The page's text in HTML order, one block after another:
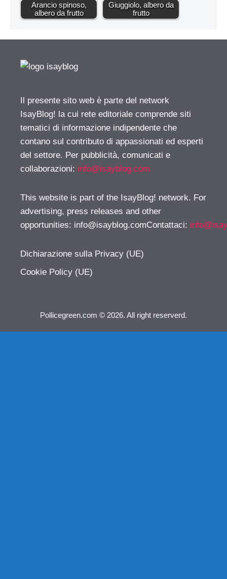
Arancio spinoso,
albero da frutto
Giuggiolo, albero da
frutto
Il presente sito web è parte del network
IsayBlog! la cui rete editoriale comprende siti
tematici di informazione indipendente che
contano sul contributo di appassionati ed esperti
del settore. Per pubblicità, comunicati e
collaborazioni: info@isayblog.com
This website is part of the IsayBlog! network. For
advertising, press releases and other
opportunities: info@isayblog.comContattaci:
Dichiarazione sulla Privacy (UE)
Cookie Policy (UE)
Pollicegreen.com © 2026. All right reserverd.